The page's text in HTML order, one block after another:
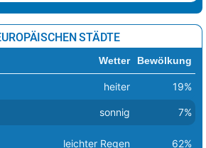
STÄDTE
Wetter Bewölkung
heiter 19%
sonnig 7%
leichter Regen 62%